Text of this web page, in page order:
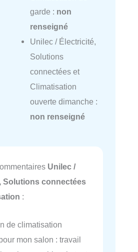
garde : non
renseigné
Unilec / Électricité,
Solutions
connectées et
Climatisation
ouverte dimanche :
non renseigné
Unilec /
Solutions connectées
:
de climatisation
mon salon : travail